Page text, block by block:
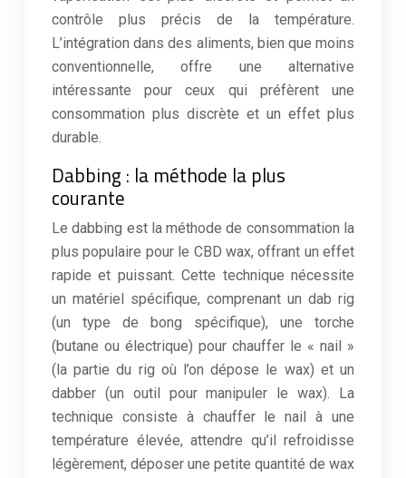
contrôle plus précis de la température.
L’intégration dans des aliments, bien que moins
conventionnelle, offre une alternative
intéressante pour ceux qui préfèrent une
consommation plus discrète et un effet plus
durable.
Dabbing : la méthode la plus
courante
Le dabbing est la méthode de consommation la
plus populaire pour le CBD wax, offrant un effet
rapide et puissant. Cette technique nécessite
un matériel spécifique, comprenant un dab rig
(un type de bong spécifique), une torche
(butane ou électrique) pour chauffer le « nail »
(la partie du rig où l’on dépose le wax) et un
dabber (un outil pour manipuler le wax). La
technique consiste à chauffer le nail à une
température élevée, attendre qu’il refroidisse
légèrement, déposer une petite quantité de wax